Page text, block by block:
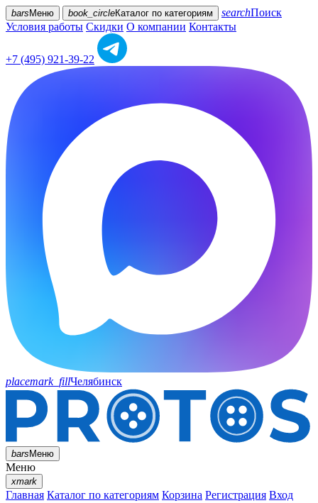
bars Меню book_circleКаталог по категориям searchПоиск
Условия работы Скидки О компании Контакты
+7 (495) 921-39-22
placemark_fillЧелябинск
barsМеню
Меню
xmark
Главная Каталог по категориям Корзина Регистрация Вход